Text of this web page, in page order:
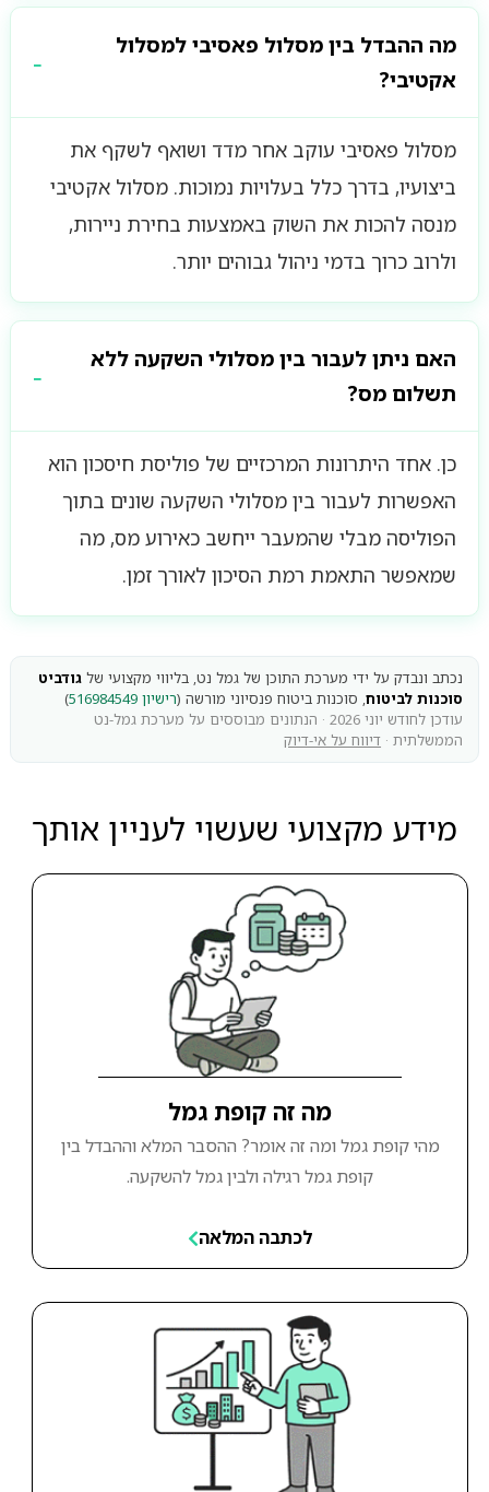
מה ההבדל בין מסלול פאסיבי למסלול
אקטיבי?
מסלול פאסיבי עוקב אחר מדד ושואף לשקף את
ביצועיו, בדרך כלל בעלויות נמוכות. מסלול אקטיבי
מנסה להכות את השוק באמצעות בחירת ניירות,
ולרוב כרוך בדמי ניהול גבוהים יותר.
האם ניתן לעבור בין מסלולי השקעה ללא
תשלום מס?
כן. אחד היתרונות המרכזיים של פוליסת חיסכון הוא
האפשרות לעבור בין מסלולי השקעה שונים בתוך
הפוליסה מבלי שהמעבר ייחשב כאירוע מס, מה
שמאפשר התאמת רמת הסיכון לאורך זמן.
נכתב ונבדק על ידי מערכת התוכן של גמל נט, בליווי מקצועי של גודביט
סוכנות לביטוח, סוכנות ביטוח פנסיוני מורשה (רישיון 516984549
)
עודכן לחודש יוני 2026 · הנתונים מבוססים על מערכת גמל-נט
הממשלתית · דיווח על אי-דיוק
מידע מקצועי שעשוי לעניין אותך
מה זה קופת גמל
מהי קופת גמל ומה זה אומר? ההסבר המלא וההבדל בין
קופת גמל רגילה ולבין גמל להשקעה.
לכתבה המלאה